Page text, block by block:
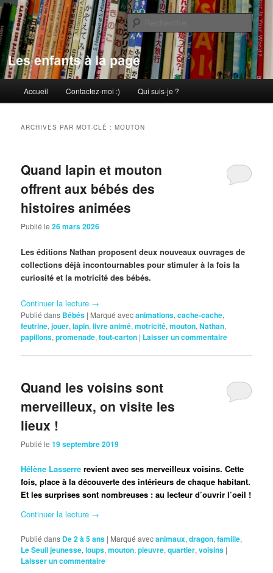
Aller
au
contenu
principal
Aller
au
contenu
secondaireLes enfants à la page
principal
Accueil Contactez-moi :) Qui suis-je ?
ARCHIVES PAR MOT-CLÉ :MOUTON
Quand lapin et mouton
offrent aux bébés des
histoires animées
Publié le26 mars 2026
Les éditions Nathan proposent deux nouveaux ouvrages de
collections déjà incontournables pour stimuler à la fois la
curiosité et la motricité des bébés.
Continuer la lecture →
Publié dans Bébés | Marqué avecanimations,cache-cache,
feutrine,jouer,lapin,livre animé,motricité,mouton,Nathan,
papillons,promenade,tout-carton | Laisser un commentaire
Quand les voisins sont
merveilleux, on visite les
lieux !
Publié le19 septembre 2019
Hélène Lasserre revient avec ses merveilleux voisins. Cette
fois, place à la découverte des intérieurs de chaque habitant.
Et les surprises sont nombreuses : au lecteur d’ouvrir l’oeil !
Continuer la lecture →
Publié dans De 2 à 5 ans | Marqué avecanimaux,dragon,famille,
Le Seuil jeunesse,loups,mouton,pieuvre,quartier,voisins |
Laisser un commentaire